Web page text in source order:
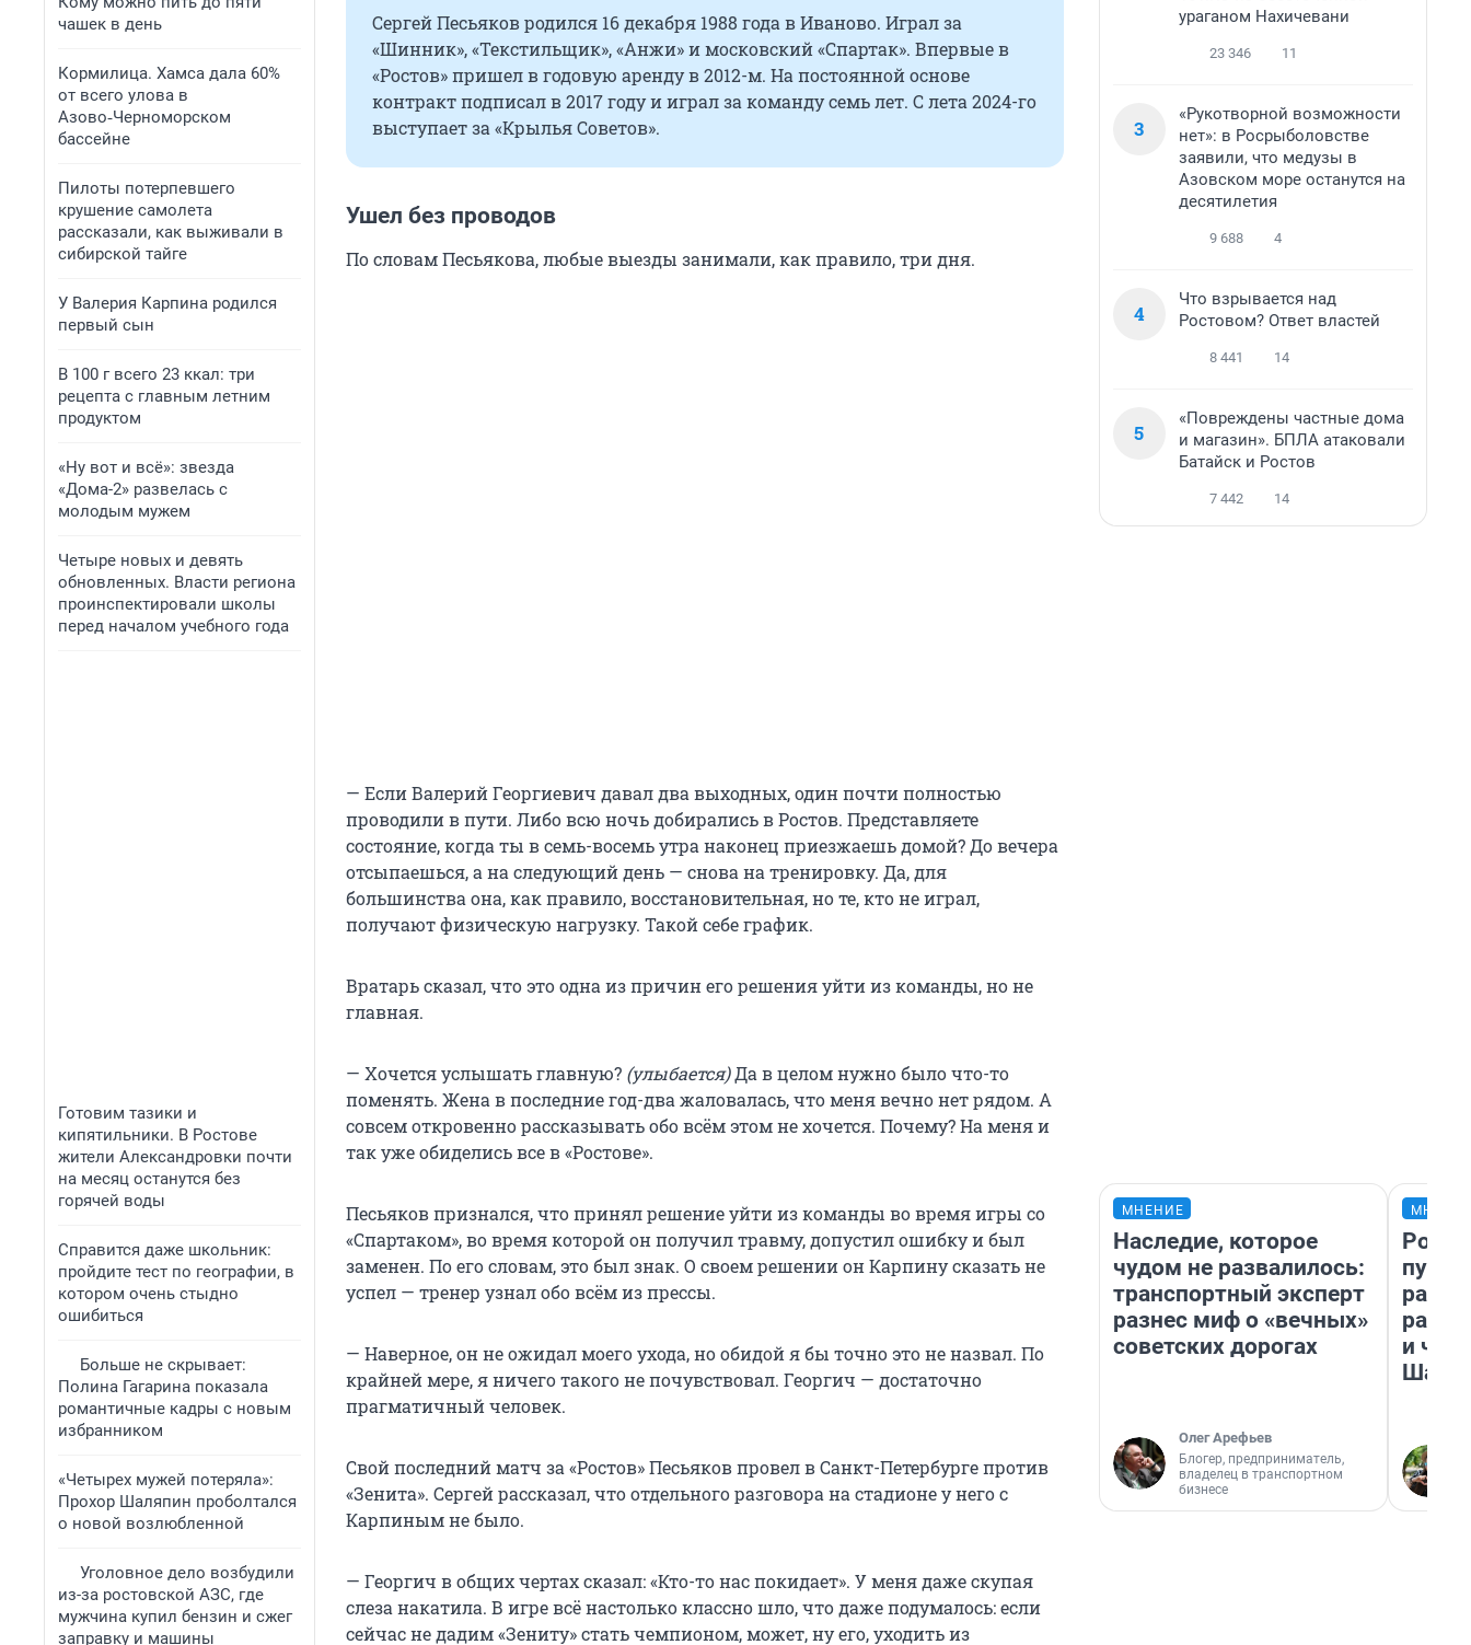
чашек в день
Кормилица. Хамса дала 60%
от всего улова в
Азово‑Черноморском
бассейне
Пилоты потерпевшего
крушение самолета
рассказали, как выживали в
сибирской тайге
У Валерия Карпина родился
первый сын
В 100 г всего 23 ккал: три
рецепта с главным летним
продуктом
«Ну вот и всё»: звезда
«Дома-2» развелась с
молодым мужем
Четыре новых и девять
обновленных. Власти региона
проинспектировали школы
перед началом учебного года
Готовим тазики и
кипятильники. В Ростове
жители Александровки почти
на месяц останутся без
горячей воды
Справится даже школьник:
пройдите тест по географии, в
котором очень стыдно
ошибиться
Больше не скрывает:
Полина Гагарина показала
романтичные кадры с новым
избранником
«Четырех мужей потеряла»:
Прохор Шаляпин проболтался
о новой возлюбленной
Уголовное дело возбудили
из-за ростовской АЗС, где
мужчина купил бензин и сжег
заправку и машины
Сергей Песьяков родился 16 декабря 1988 года в Иваново. Играл за
«Шинник», «Текстильщик», «Анжи» и московский «Спартак». Впервые в
«Ростов» пришел в годовую аренду в 2012-м. На постоянной основе
контракт подписал в 2017 году и играл за команду семь лет. С лета 2024-го
выступает за «Крылья Советов».
Ушел без проводов
По словам Песьякова, любые выезды занимали, как правило, три дня.
— Если Валерий Георгиевич давал два выходных, один почти полностью
проводили в пути. Либо всю ночь добирались в Ростов. Представляете
состояние, когда ты в семь-восемь утра наконец приезжаешь домой? До вечера
отсыпаешься, а на следующий день — снова на тренировку. Да, для
большинства она, как правило, восстановительная, но те, кто не играл,
получают физическую нагрузку. Такой себе график.
Вратарь сказал, что это одна из причин его решения уйти из команды, но не
главная.
— Хочется услышать главную? (улыбается)Да в целом нужно было что-то
поменять. Жена в последние год-два жаловалась, что меня вечно нет рядом. А
совсем откровенно рассказывать обо всём этом не хочется. Почему?На меня и
так уже обиделись все в «Ростове».
Песьяков признался, что принял решение уйти из команды во время игры со
«Спартаком», во время которой он получил травму, допустил ошибку и был
заменен. По его словам, это был знак. О своем решении он Карпину сказать не
успел — тренер узнал обо всём из прессы.
— Наверное, он не ожидал моего ухода, но обидой я бы точно это не назвал. По
крайней мере, я ничего такого не почувствовал. Георгич — достаточно
прагматичный человек.
Свой последний матч за «Ростов» Песьяков провел в Санкт-Петербурге против
«Зенита». Сергей рассказал, что отдельного разговора на стадионе у него с
Карпиным не было.
— Георгич в общих чертах сказал: «Кто-то нас покидает». У меня даже скупая
слеза накатила. В игре всё настолько классно шло, что даже подумалось: если
сейчас не дадим «Зениту» стать чемпионом, может, ну его, уходить из
ураганом Нахичевани
23 346 11
3
«Рукотворной возможности
нет»: в Росрыболовстве
заявили, что медузы в
Азовском море останутся на
десятилетия
9 688 4
4
Что взрывается над
Ростовом? Ответ властей
8 441 14
5
«Повреждены частные дома
и магазин». БПЛА атаковали
Батайск и Ростов
7 442 14
МНЕНИЕ
Наследие, которое
чудом не развалилось:
транспортный эксперт
разнес миф о «вечных»
советских дорогах
Олег Арефьев
Блогер, предприниматель,
владелец в транспортном
бизнесе
и чем